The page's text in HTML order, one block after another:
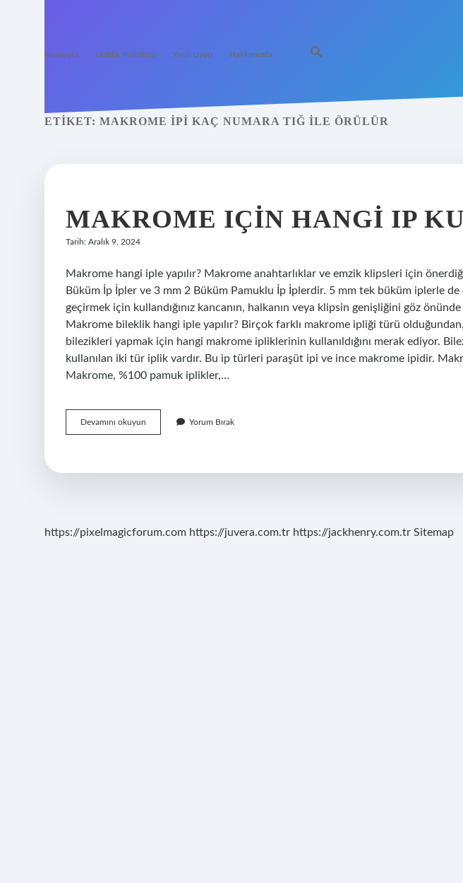
Anasayfa Gizlilik Politikası Yasal Uyarı Hakkımızda
ETIKET: MAKROME IPI KAÇ NUMARA TIĞ ILE ÖRÜLÜR
MAKROME IÇIN HANGI IP
Tarih: Aralık 9, 2024
Makrome hangi iple yapılır? Makrome anahtarlıklar ve emzik klipsleri için
Büküm İp İpler ve 3 mm 2 Büküm Pamuklu İp İplerdir. 5 mm tek büküm iplerle de
geçirmek için kullandığınız kancanın, halkanın veya klipsin genişliğini göz
Makrome bileklik hangi iple yapılır? Birçok farklı makrome ipliği türü
bilezikleri yapmak için hangi makrome ipliklerinin kullanıldığını merak ediyor.
kullanılan iki tür iplik vardır. Bu ip türleri paraşüt ipi ve ince makrome ipidir.
Makrome, %100 pamuk iplikler,…
Devamını okuyun Makrome
Için
Kullanılır
Yorum Bırak
https://pixelmagicforum.com https://juvera.com.tr https://jackhenry.com.tr Sitemap